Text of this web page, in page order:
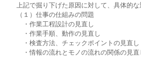
上記で掘り下げた原因に対して、具体的な
（１）仕事の仕組みの問題
・作業工程設計の見直し
・作業手順、動作の見直し
・検査方法、チェックポイントの見直し
・情報の流れとモノの流れの関係の見直